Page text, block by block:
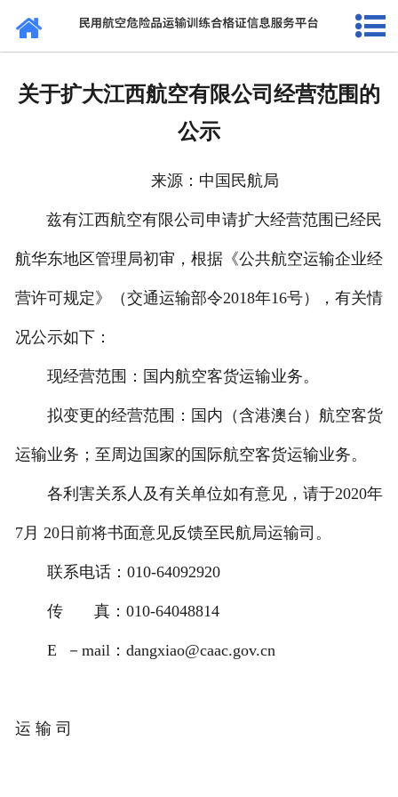
网站首页
民航要闻
关于我们
关于扩大江西航空有限公司经营范围的
公示
来源：中国民航局
兹有江西航空有限公司申请扩大经营范围已经民
航华东地区管理局初审，根据《公共航空运输企业经
营许可规定》（交通运输部令2018年16号），有关情
况公示如下：
现经营范围：国内航空客货运输业务。
拟变更的经营范围：国内（含港澳台）航空客货
运输业务；至周边国家的国际航空客货运输业务。
各利害关系人及有关单位如有意见，请于2020年
7月 20日前将书面意见反馈至民航局运输司。
联系电话：010-64092920
传 真：010-64048814
E －mail：dangxiao@caac.gov.cn
运 输 司